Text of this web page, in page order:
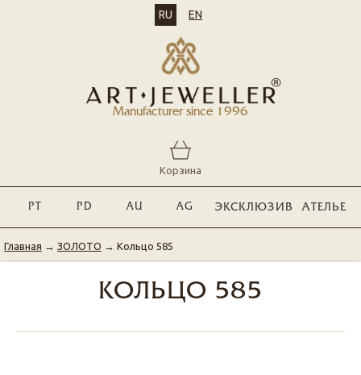
Manufacturer since 1996
RU EN
Корзина
PT PD AU AG ЭКСКЛЮЗИВ АТЕЛЬЕ
Главная → ЗОЛОТО → Кольцо 585
КОЛЬЦО 585